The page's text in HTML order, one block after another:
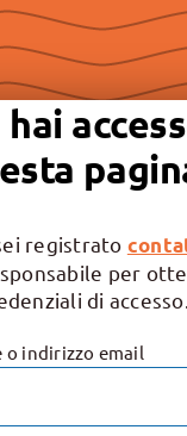
registrato
per
di accesso.
o indirizzo email
“buona
a
il rispetto
Vita,